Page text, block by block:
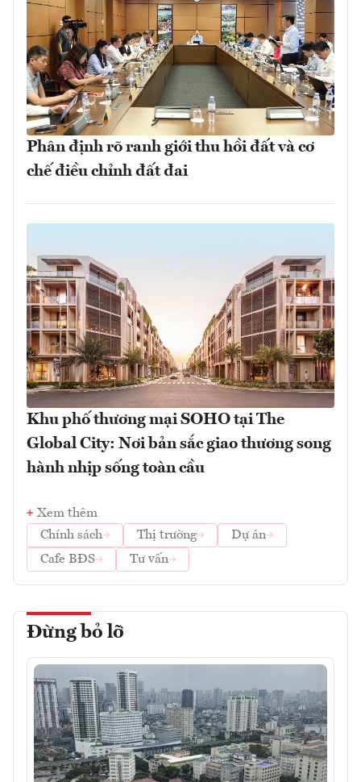
Phân định rõ ranh giới thu hồi đất và cơ
chế điều chỉnh đất đai
Khu phố thương mại SOHO tại The
Global City: Nơi bản sắc giao thương song
hành nhịp sống toàn cầu
Xem thêm
Chính sách
Thị trường
Dự án
Cafe BĐS
Tư vấn
Đừng bỏ lỡ